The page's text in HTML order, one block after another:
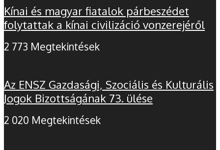
Kínai és magyar fiatalok párbeszédet
folytattak a kínai civilizáció vonzerejéről
2 773 Megtekintések
Az ENSZ Gazdasági, Szociális és Kulturális
Jogok Bizottságának 73. ülése
2 020 Megtekintések